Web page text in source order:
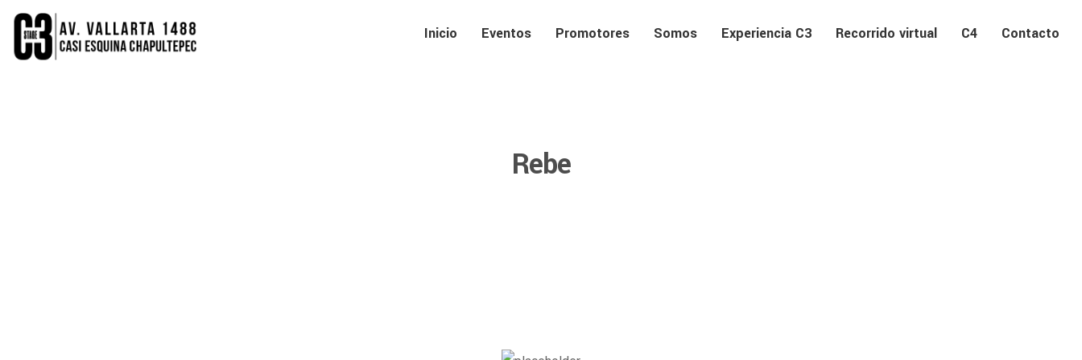
Inicio Eventos Promotores Somos Experiencia C3 Recorrido virtual C4 Contacto
Rebe